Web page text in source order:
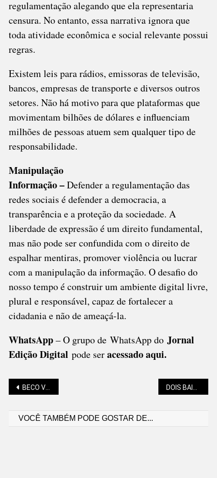
regulamentação alegando que ela representaria
censura. No entanto, essa narrativa ignora que
toda atividade econômica e social relevante possui
regras.
Existem leis para rádios, emissoras de televisão,
bancos, empresas de transporte e diversos outros
setores. Não há motivo para que plataformas que
movimentam bilhões de dólares e influenciam
milhões de pessoas atuem sem qualquer tipo de
responsabilidade.
Manipulação
Informação –Defender a regulamentação das
redes sociais é defender a democracia, a
transparência e a proteção da sociedade. A
liberdade de expressão é um direito fundamental,
mas não pode ser confundida com o direito de
espalhar mentiras, promover violência ou lucrar
com a manipulação da informação. O desafio do
nosso tempo é construir um ambiente digital livre,
plural e responsável, capaz de fortalecer a
cidadania e não de ameaçá-la.
WhatsApp– O grupo de WhatsApp do Jornal
Edição Digital pode seracessado aqui.
Navegação
BECO VIRA UM “ARRAIÁ” BRASILEIRO COM TAVERNA IRLANDESA
VOCÊ TAMBÉM PODE GOSTAR DE...